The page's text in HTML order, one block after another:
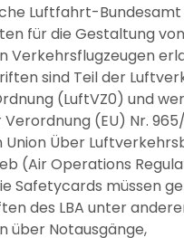
Luftfahrt-Bundesamt
für die Gestaltung von
Verkehrsflugzeugen
sind Teil der
(LuftVZ0) und
(EU) Nr.
Union Über
(Air Operations
Safetycards müssen
des LBA unter
über Notausgänge,